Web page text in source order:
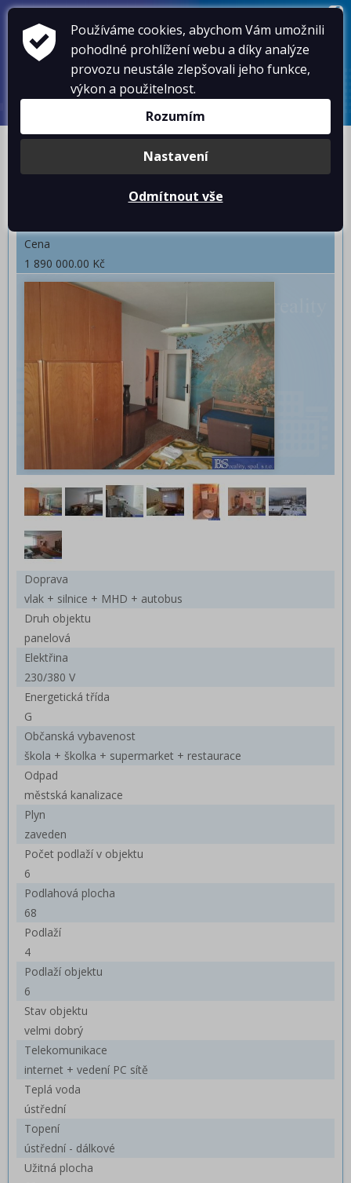
KONTAKTY
NOVINKY
AKTUÁLNĚ
O NÁS
Mojžíř
Cena
1 890 000.00 Kč
Doprava
vlak + silnice + MHD + autobus
Druh objektu
panelová
Elektřina
230/380 V
Energetická třída
G
Občanská vybavenost
škola + školka + supermarket + restaurace
Odpad
městská kanalizace
Plyn
zaveden
Počet podlaží v objektu
6
Podlahová plocha
68
Podlaží
4
Podlaží objektu
6
Stav objektu
velmi dobrý
Telekomunikace
internet + vedení PC sítě
Teplá voda
ústřední
Topení
ústřední - dálkové
Užitná plocha
Používáme cookies, abychom Vám umožnili
pohodlné prohlížení webu a díky analýze
provozu neustále zlepšovali jeho funkce,
výkon a použitelnost.
Rozumím
Nastavení
Odmítnout vše